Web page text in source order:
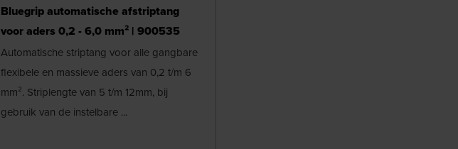
Bluegrip automatische afstriptang
voor aders 0,2 - 6,0 mm² | 900535
Automatische striptang voor alle gangbare
flexibele en massieve aders van 0,2 t/m 6
mm². Striplengte van 5 t/m 12mm, bij
gebruik van de instelbare ...